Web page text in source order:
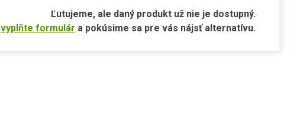
Ľutujeme, ale daný produkt už nie je dostupný.
vyplňte formulár a pokúsime sa pre vás nájsť alternatívu.